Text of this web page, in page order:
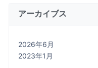
アーカイブス
2026年6月
2023年1月